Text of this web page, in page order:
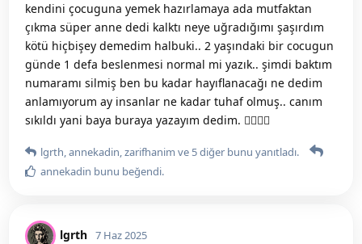
kendini çocuguna yemek hazırlamaya ada mutfaktan
çıkma süper anne dedi kalktı neye uğradığımı şaşırdım
kötü hiçbişey demedim halbuki.. 2 yaşındaki bir cocugun
günde 1 defa beslenmesi normal mi yazık.. şimdi baktım
numaramı silmiş ben bu kadar hayıflanacağı ne dedim
anlamıyorum ay insanlar ne kadar tuhaf olmuş.. canım
sıkıldı yani baya buraya yazayım dedim. 🤦‍♀️🤦‍♀️
lgrth,annekadin,zarifhanim ve 5diğer bunu yanıtladı.
annekadin bunu beğendi.
lgrth 7 Haz 2025